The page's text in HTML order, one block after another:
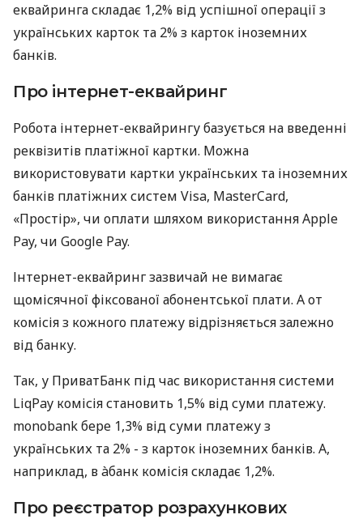
еквайринга складає 1,2% від успішної операції з
українських карток та 2% з карток іноземних
банків.
Про інтернет-еквайринг
Робота інтернет-еквайрингу базується на введенні
реквізитів платіжної картки. Можна
використовувати картки українських та іноземних
банків платіжних систем Visa, MasterCard,
«Простір», чи оплати шляхом використання Apple
Pay, чи Google Pay.
Інтернет-еквайринг зазвичай не вимагає
щомісячної фіксованої абонентської плати. А от
комісія з кожного платежу відрізняється залежно
від банку.
Так, у ПриватБанк під час використання системи
LiqPay комісія становить 1,5% від суми платежу.
monobank бере 1,3% від суми платежу з
українських та 2% - з карток іноземних банків. А,
наприклад, в àбанк комісія складає 1,2%.
Про реєстратор розрахункових